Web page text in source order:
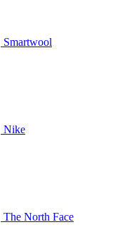
Smartwool
Nike
The North Face